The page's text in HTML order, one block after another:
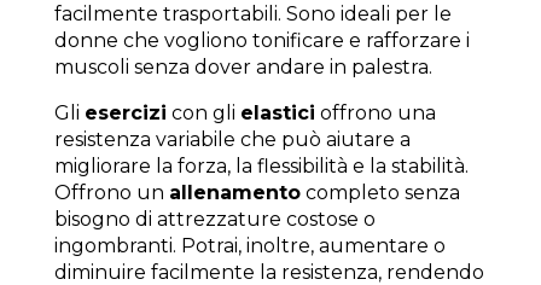
facilmente trasportabili. Sono ideali per le
donne che vogliono tonificare e rafforzare i
muscoli senza dover andare in palestra.
Gli esercizi con gli elastici offrono una
resistenza variabile che può aiutare a
migliorare la forza, la flessibilità e la stabilità.
Offrono un allenamentocompleto senza
bisogno di attrezzature costose o
ingombranti. Potrai, inoltre, aumentare o
diminuire facilmente la resistenza, rendendo